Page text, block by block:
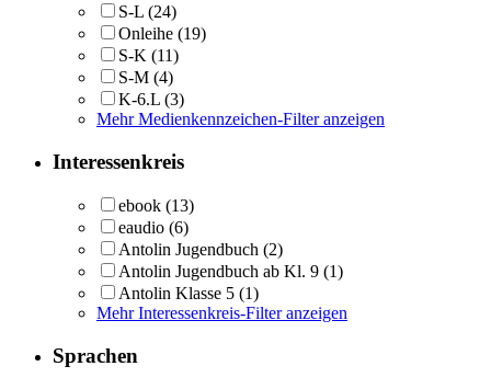
S-L (24)
Onleihe (19)
S-K (11)
S-M (4)
K-6.L (3)
Mehr Medienkennzeichen-Filter anzeigen
Interessenkreis
ebook (13)
eaudio (6)
Antolin Jugendbuch (2)
Antolin Jugendbuch ab Kl. 9 (1)
Antolin Klasse 5 (1)
Mehr Interessenkreis-Filter anzeigen
Sprachen